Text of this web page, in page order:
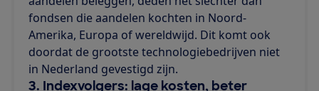
fondsen die aandelen kochten in Noord-
Amerika, Europa of wereldwijd. Dit komt ook
doordat de grootste technologiebedrijven niet
in Nederland gevestigd zijn.
3. Indexvolgers: lage kosten, beter